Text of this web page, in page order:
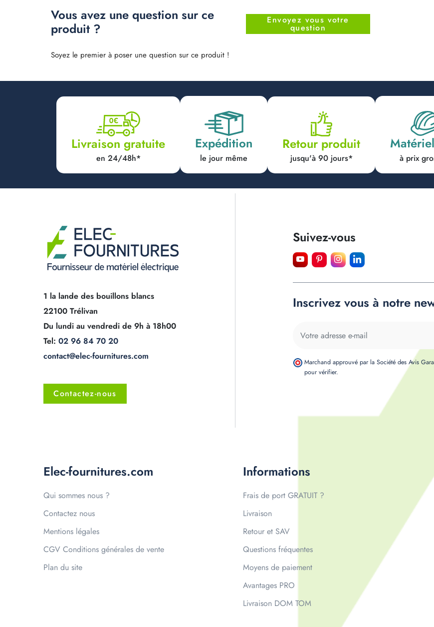
Vous avez une question sur ce
produit ?
Envoyez vous votre
question
Soyez le premier à poser une question sur ce produit !
Livraison gratuite
en 24/48h*
Expédition
le jour même
Retour produit
jusqu'à 90 jours* à prix
1 la lande des bouillons blancs
22100 Trélivan
Du lundi au vendredi de 9h à 18h00
Tel: 02 96 84 70 20
contact@elec-fournitures.com
Contactez-nous
Elec-fournitures.com
Qui sommes nous ?
Contactez nous
Mentions légales
CGV Conditions générales de vente
Plan du site
Informations
Frais de port GRATUIT ?
Livraison
Retour et SAV
Questions fréquentes
Moyens de paiement
Avantages PRO
Livraison DOM TOM
Suivez-vous
Inscrivez vous à notre
Marchand approuvé par la Société des Avis
pour vérifier.